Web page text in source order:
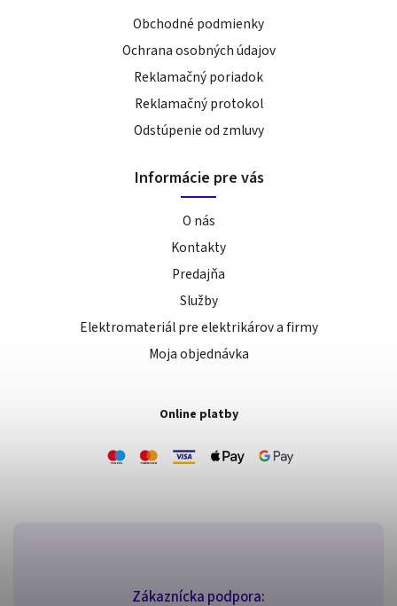
Zákaznícka podpora:
Obchodné podmienky
Ochrana osobných údajov
Reklamačný poriadok
Reklamačný protokol
Odstúpenie od zmluvy
Informácie pre vás
O nás
Kontakty
Predajňa
Služby
Elektromateriál pre elektrikárov a firmy
Moja objednávka
Online platby